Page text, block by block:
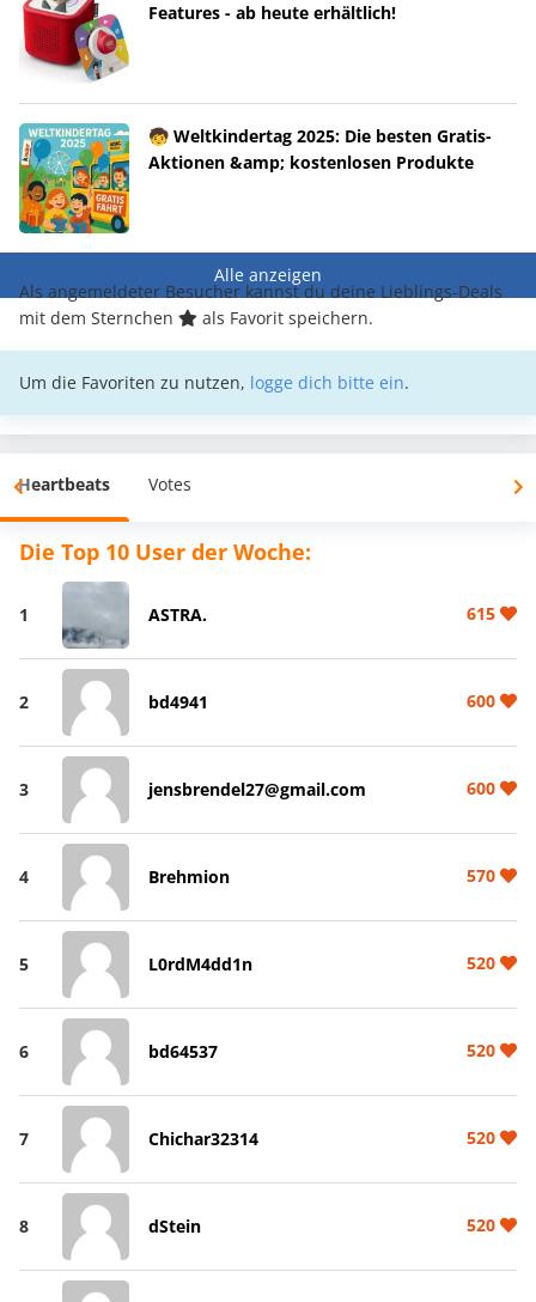
Features - ab heute erhältlich!
🧒 Weltkindertag 2025: Die besten Gratis-
Aktionen &amp; kostenlosen Produkte
Alle anzeigen
Als angemeldeter Besucher kannst du deine Lieblings-Deals
mit dem Sternchen
als Favorit speichern.
Um die Favoriten zu nutzen, logge dich bitte ein.
Heartbeats Votes
Die Top 10 User der Woche:
1 ASTRA. 615
2 bd4941 600
3 jensbrendel27@gmail.com 600
4 Brehmion 570
5 L0rdM4dd1n 520
6 bd64537 520
7 Chichar32314 520
8 dStein 520